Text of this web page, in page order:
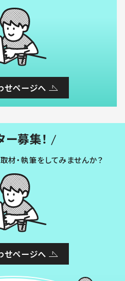
せページへ
ー募集！
材・執筆をしてみませんか？
せページへ